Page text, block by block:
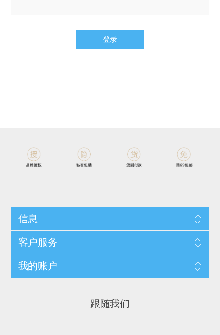
信息
客户服务
我的账户
跟随我们